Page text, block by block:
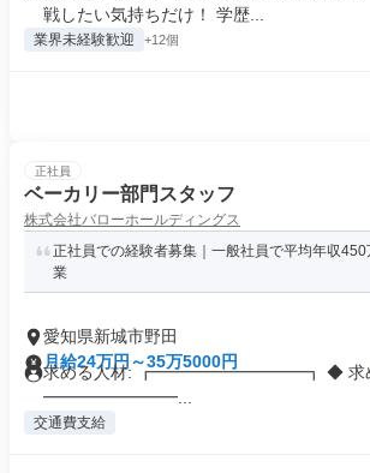
戦したい気持ちだけ！ 学歴...
業界未経験歓迎 +12個
正社員
ベーカリー部門スタッフ
株式会社バローホールディングス
正社員での経験者募集｜一般社員で平均年収
業
愛知県新城市野田
月給24万円～35万5000円
求める人材: ┏━━━━━━━━━┓ ◆ 求
━━━━━━━━...
交通費支給